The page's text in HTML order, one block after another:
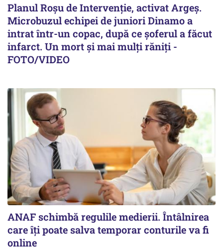
Planul Roşu de Intervenţie, activat Argeş.
Microbuzul echipei de juniori Dinamo a
intrat într-un copac, după ce șoferul a făcut
infarct. Un mort și mai mulți răniți -
FOTO/VIDEO
ANAF schimbă regulile medierii. Întâlnirea
care îți poate salva temporar conturile va fi
online